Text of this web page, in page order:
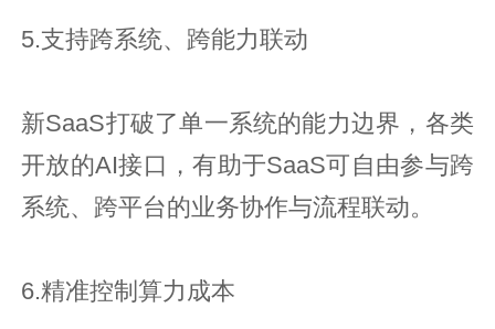
5.支持跨系统、跨能力联动
新SaaS打破了单一系统的能力边界，各类
开放的AI接口，有助于SaaS可自由参与跨
系统、跨平台的业务协作与流程联动。
6.精准控制算力成本